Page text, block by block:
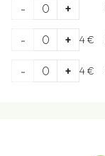
- 0 +
- 0 + 4 €
- 0 + 4 €